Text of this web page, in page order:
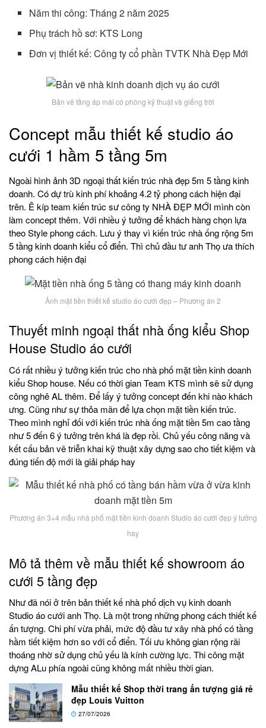
Năm thi công: Tháng 2 năm 2025
Phụ trách hồ sơ: KTS Long
Đơn vị thiết kế: Công ty cổ phần TVTK Nhà Đẹp Mới
Bản vẽ tầng áp mái có phòng kỹ thuật và giếng trời
Concept mẫu thiết kế studio áo
cưới 1 hầm 5 tầng 5m
Ngoài hình ảnh 3D ngoại thất kiến trúc nhà đẹp 5m 5 tầng kinh
doanh. Có dự trù kinh phí khoảng 4.2 tỷ phong cách hiện đại
trên. Ê kíp team kiến trúc sư công ty NHÀ ĐẸP MỚI mình còn
làm concept thêm. Với nhiều ý tưởng để khách hàng chọn lựa
theo Style phong cách. Lưu ý thay vì kiến trúc nhà ống rộng 5m
5 tầng kinh doanh kiểu cổ điển. Thì chủ đầu tư anh Thọ ưa thích
phong cách hiện đại
Ảnh mặt tiền thiết kế studio áo cưới đẹp – Phương án 2
Thuyết minh ngoại thất nhà ống kiểu Shop
House Studio áo cưới
Có rất nhiều ý tưởng kiến trúc cho nhà phố mặt tiền kinh doanh
kiểu Shop house. Nếu có thời gian Team KTS mình sẽ sử dụng
công nghê AL thêm. Để lấy ý tưởng concept đến khi nào khách
ưng. Cũng như sự thỏa mãn để lựa chọn mặt tiền kiến trúc.
Theo mình nghỉ đối với kiến trúc nhà ống mặt tiền 5m cao tầng
như 5 đến 6 ý tưởng trên khá là đẹp rồi. Chủ yếu công năng và
kết cấu bản vẽ triễn khai kỹ thuật xây dựng sao cho tiết kiệm và
đúng tiến độ mới là giải pháp hay
Phương án 3+4 mẫu nhà phố mặt tiền kinh doanh Studio áo cưới đẹp ý tưởng
hay
Mô tả thêm về mẫu thiết kế showroom áo
cưới 5 tầng đẹp
Như đã nói ở trên bản thiết kế nhà phố dịch vụ kinh doanh
Studio áo cưới anh Thọ. Là một trong những phong cách thiết kế
ấn tượng. Chi phí vừa phải, mức độ đầu tư xây nhà phố có tầng
hầm tiết kiệm hơn so với cổ điển. Tối ưu không gian rộng rãi
thoáng nhờ sử dụng chủ yếu là kính cường lực. Thi công mặt
dựng ALu phía ngoài cũng không mất nhiều thời gian.
Mẫu thiết kế Shop thời trang ấn tượng giá rẻ
đẹp Louis Vuitton
27/07/2026